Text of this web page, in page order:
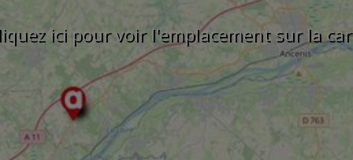
ici pour voir l'emplacement sur la